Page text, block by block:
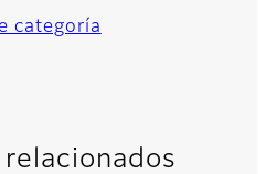
categoría